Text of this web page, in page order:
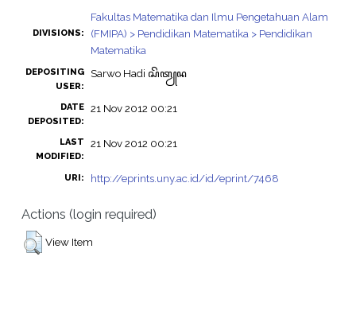
DIVISIONS:
Fakultas Matematika dan Ilmu Pengetahuan Alam
(FMIPA) > Pendidikan Matematika > Pendidikan
Matematika
DEPOSITING
USER:
Sarwo Hadi ꦱꦼꦠꦾꦤ
DATE
DEPOSITED:
21 Nov 2012 00:21
LAST
MODIFIED:
21 Nov 2012 00:21
URI: http://eprints.uny.ac.id/id/eprint/7468
Actions (login required)
View Item